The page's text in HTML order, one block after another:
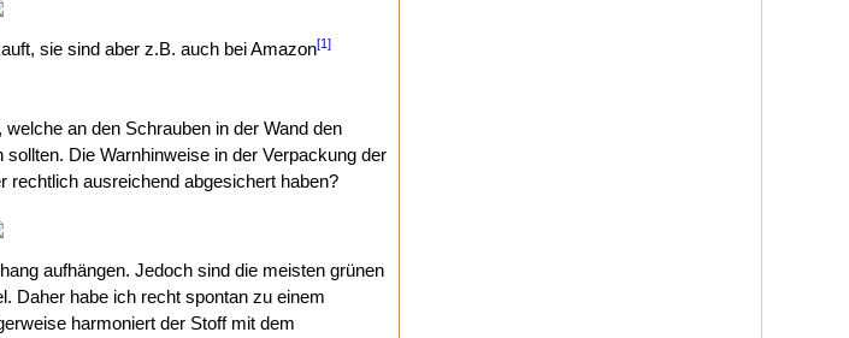
sie sind aber z.B. auch bei Amazon[1]
an den Schrauben in der Wand den
Die Warnhinweise in der Verpackung der
rechtlich ausreichend abgesichert haben?
aufhängen. Jedoch sind die meisten grünen
Daher habe ich recht spontan zu einem
harmoniert der Stoff mit dem